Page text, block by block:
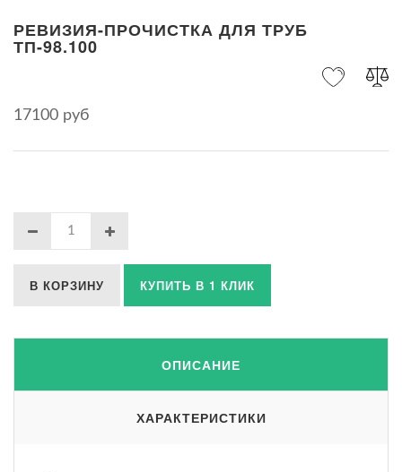
РЕВИЗИЯ-ПРОЧИСТКА ДЛЯ ТРУБ
ТП-98.100
17100 руб
В КОРЗИНУ КУПИТЬ В 1 КЛИК
ОПИСАНИЕ
ХАРАКТЕРИСТИКИ